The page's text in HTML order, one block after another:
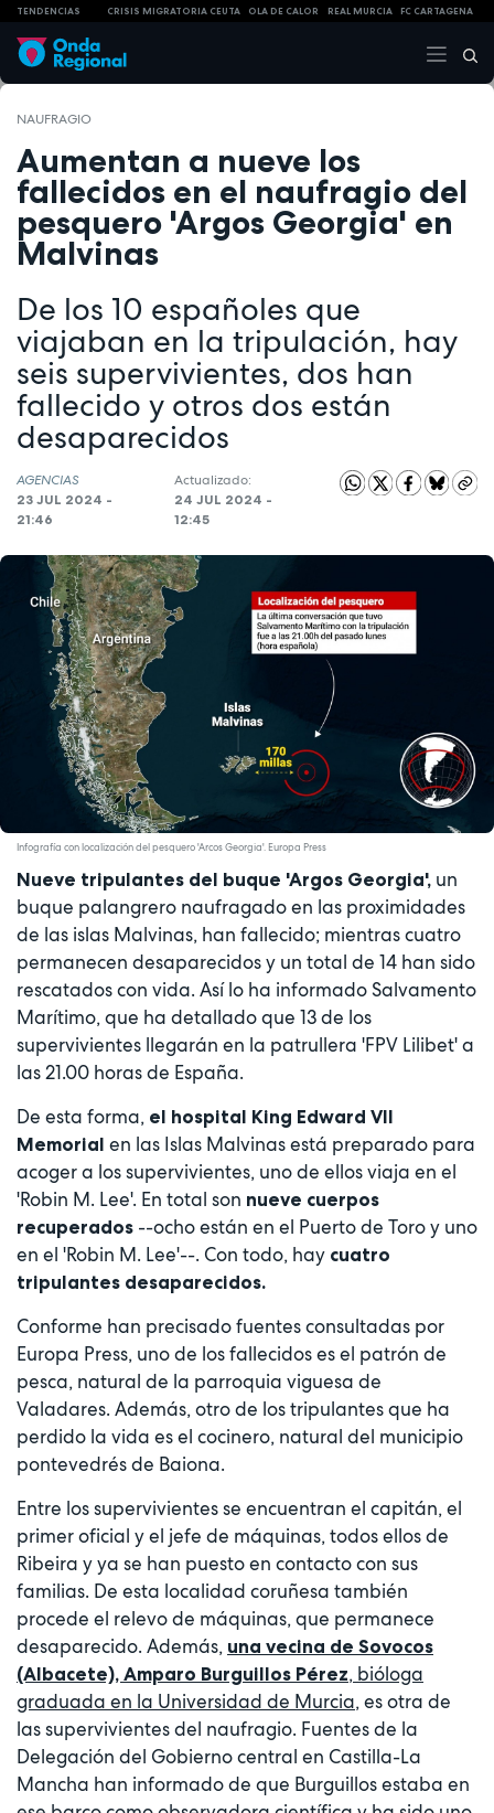
TENDENCIAS CRISIS MIGRATORIA CEUTA OLA DE CALOR REAL MURCIA FC CARTAGENA
NAUFRAGIO
Aumentan a nueve los
fallecidos en el naufragio del
pesquero 'Argos Georgia' en
Malvinas
De los 10 españoles que
viajaban en la tripulación, hay
seis supervivientes, dos han
fallecido y otros dos están
desaparecidos
AGENCIAS
23 JUL 2024 -
21:46
Actualizado:
24 JUL 2024 -
12:45
Infografía con localización del pesquero 'Arcos Georgia'. Europa Press
Nueve tripulantes del buque 'Argos Georgia', un
buque palangrero naufragado en las proximidades
de las islas Malvinas, han fallecido; mientras cuatro
permanecen desaparecidos y un total de 14 han sido
rescatados con vida. Así lo ha informado Salvamento
Marítimo, que ha detallado que 13 de los
supervivientes llegarán en la patrullera 'FPV Lilibet' a
las 21.00 horas de España.
De esta forma, el hospital King Edward VII
Memorial en las Islas Malvinas está preparado para
acoger a los supervivientes, uno de ellos viaja en el
'Robin M. Lee'. En total son nueve cuerpos
recuperados --ocho están en el Puerto de Toro y uno
en el 'Robin M. Lee'--. Con todo, hay cuatro
tripulantes desaparecidos.
Conforme han precisado fuentes consultadas por
Europa Press, uno de los fallecidos es el patrón de
pesca, natural de la parroquia viguesa de
Valadares. Además, otro de los tripulantes que ha
perdido la vida es el cocinero, natural del municipio
pontevedrés de Baiona.
Entre los supervivientes se encuentran el capitán, el
primer oficial y el jefe de máquinas, todos ellos de
Ribeira y ya se han puesto en contacto con sus
familias. De esta localidad coruñesa también
procede el relevo de máquinas, que permanece
desaparecido. Además, una vecina de Sovocos
(Albacete), Amparo Burguillos Pérez, bióloga
graduada en la Universidad de Murcia, es otra de
las supervivientes del naufragio. Fuentes de la
Delegación del Gobierno central en Castilla-La
Mancha han informado de que Burguillos estaba en